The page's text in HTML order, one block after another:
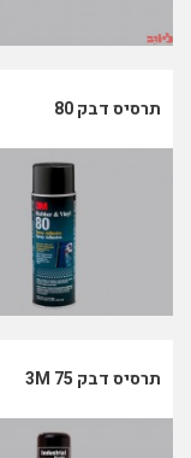
תרסיס דבק 80
תרסיס דבק 75 3M